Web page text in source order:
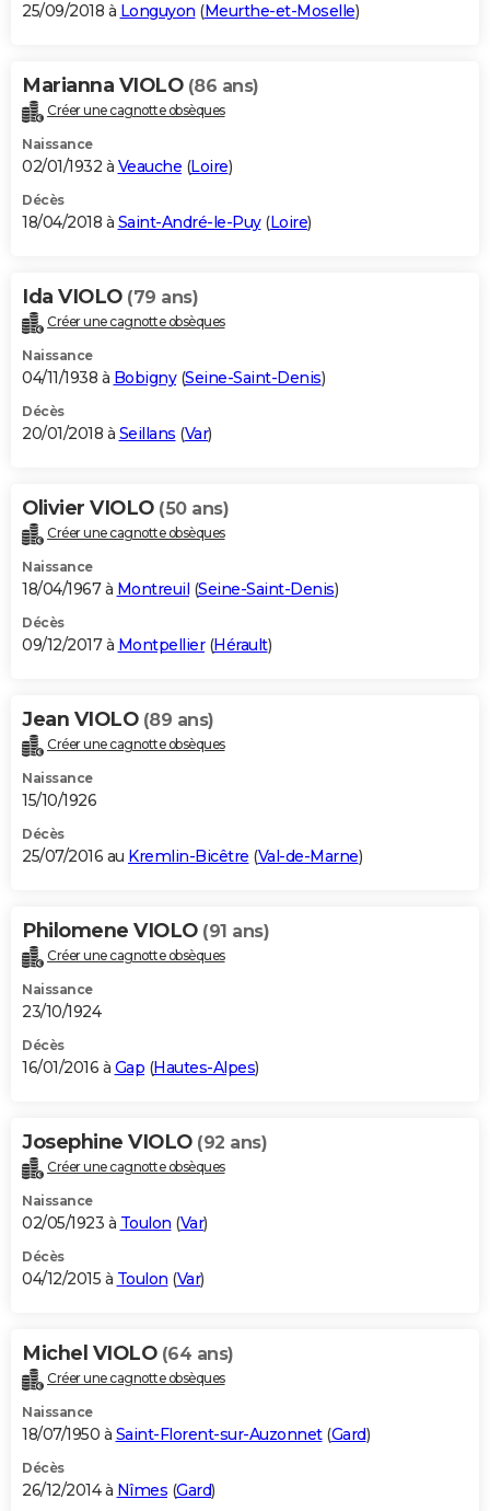
25/09/2018 à Longuyon (Meurthe-et-Moselle)
Marianna VIOLO (86 ans)
Créer une cagnotte obsèques
Naissance
02/01/1932 à Veauche (Loire)
Décès
18/04/2018 à Saint-André-le-Puy(Loire)
Ida VIOLO (79 ans)
Créer une cagnotte obsèques
Naissance
04/11/1938 à Bobigny(Seine-Saint-Denis)
Décès
20/01/2018 à Seillans (Var)
Olivier VIOLO (50 ans)
Créer une cagnotte obsèques
Naissance
18/04/1967 à Montreuil (Seine-Saint-Denis)
Décès
09/12/2017 à Montpellier(Hérault)
Jean VIOLO (89 ans)
Créer une cagnotte obsèques
Naissance
15/10/1926
Décès
25/07/2016 au Kremlin-Bicêtre (Val-de-Marne)
Philomene VIOLO (91 ans)
Créer une cagnotte obsèques
Naissance
23/10/1924
Décès
16/01/2016 à Gap (Hautes-Alpes)
Josephine VIOLO (92 ans)
Créer une cagnotte obsèques
Naissance
02/05/1923 à Toulon (Var)
Décès
04/12/2015 à Toulon (Var)
Michel VIOLO (64 ans)
Créer une cagnotte obsèques
Naissance
18/07/1950 à Saint-Florent-sur-Auzonnet(Gard)
Décès
26/12/2014 à Nîmes (Gard)